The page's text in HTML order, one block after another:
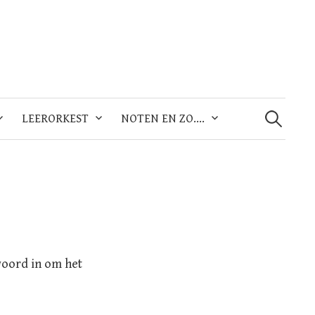
LEERORKEST NOTEN EN ZO….
naar:
in om het